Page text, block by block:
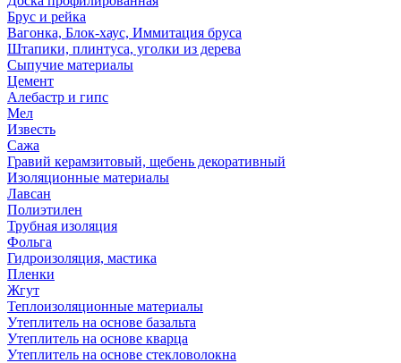
Брус и рейка
Вагонка, Блок-хаус, Иммитация бруса
Штапики, плинтуса, уголки из дерева
Сыпучие материалы
Цемент
Алебастр и гипс
Мел
Известь
Сажа
Гравий керамзитовый, щебень декоративный
Изоляционные материалы
Лавсан
Полиэтилен
Трубная изоляция
Фольга
Гидроизоляция, мастика
Пленки
Жгут
Теплоизоляционные материалы
Утеплитель на основе базальта
Утеплитель на основе кварца
Утеплитель на основе стекловолокна